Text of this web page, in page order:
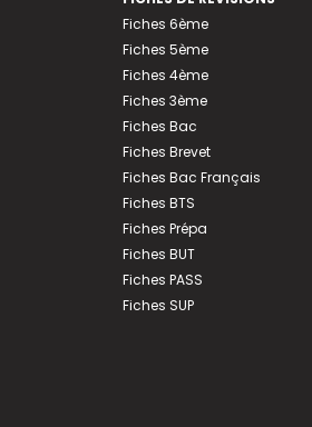
Fiches 6ème
Fiches 5ème
Fiches 4ème
Fiches 3ème
Fiches Bac
Fiches Brevet
Fiches Bac Français
Fiches BTS
Fiches Prépa
Fiches BUT
Fiches PASS
Fiches SUP